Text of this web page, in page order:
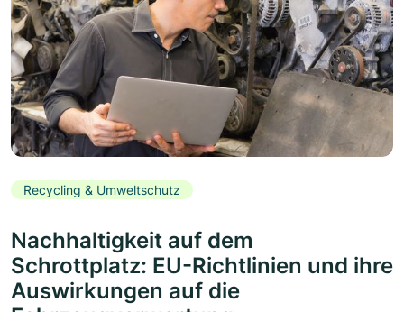
Recycling & Umweltschutz
Nachhaltigkeit auf dem
Schrottplatz: EU-Richtlinien und ihre
Auswirkungen auf die